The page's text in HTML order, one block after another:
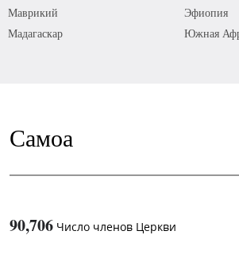
Маврикий
Мадагаскар
Эфиопия
Южная
Самоа
90,706 Число членов Церкви